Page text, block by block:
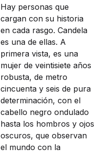
Hay personas que
cargan con su historia
en cada rasgo. Candela
es una de ellas. A
primera vista, es una
mujer de veintisiete años
robusta, de metro
cincuenta y seis de pura
determinación, con el
cabello negro ondulado
hasta los hombros y ojos
oscuros, que observan
el mundo con la